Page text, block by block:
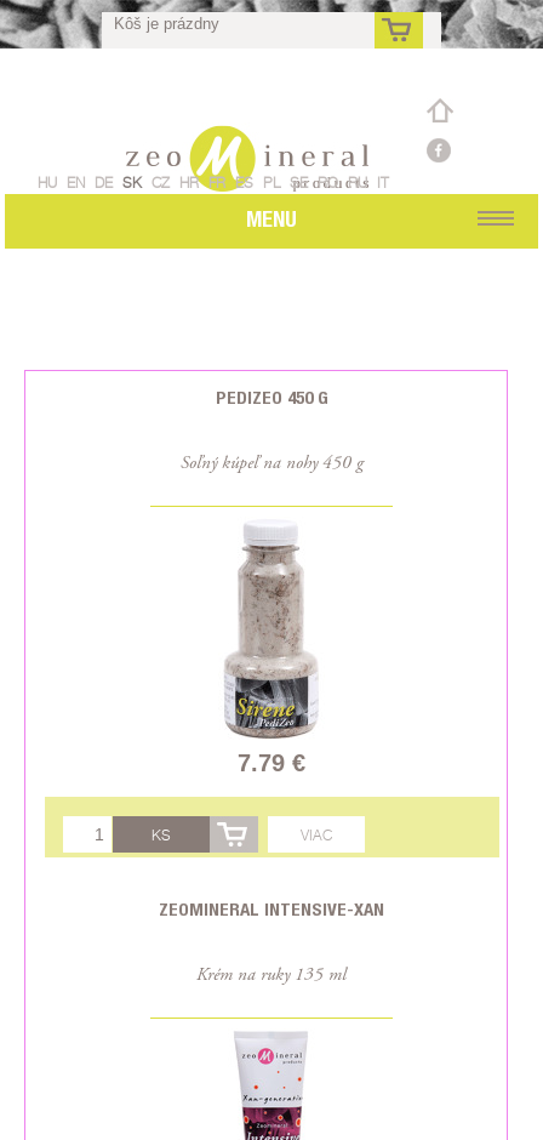
Kôš je prázdny
sk
HU EN DE SK CZ HR FR ES PL SE RO RU IT
MENU
PEDIZEO 450 G
Soľný kúpeľ na nohy 450 g
7.79 €
KS VIAC
ZEOMINERAL INTENSIVE-XAN
Krém na ruky 135 ml